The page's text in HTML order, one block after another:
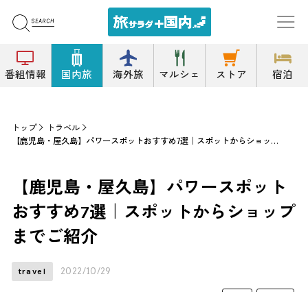
番組情報 国内旅 海外旅 マルシェ ストア 宿泊
トップ
トラベル
【鹿児島・屋久島】パワースポットおすすめ7選｜スポットからショップまでご紹介
【鹿児島・屋久島】パワースポット
おすすめ7選｜スポットからショップ
までご紹介
travel 2022/10/29